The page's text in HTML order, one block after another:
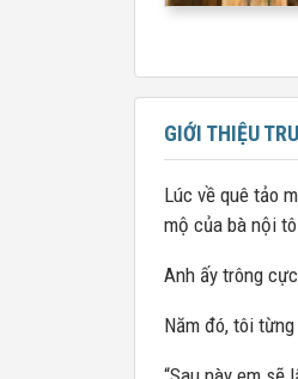
GIỚI THIỆU
Lúc về quê tảo
mộ của bà nội
Anh ấy trông
Năm đó, tôi